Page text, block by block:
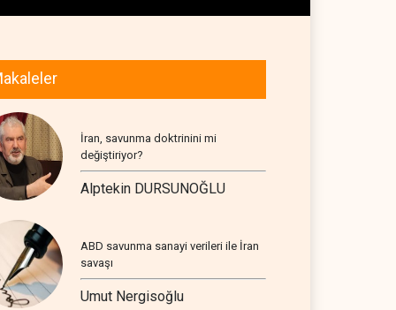
İran, savunma doktrinini mi
değiştiriyor?
Alptekin DURSUNOĞLU
ABD savunma sanayi verileri ile İran
savaşı
Umut Nergisoğlu